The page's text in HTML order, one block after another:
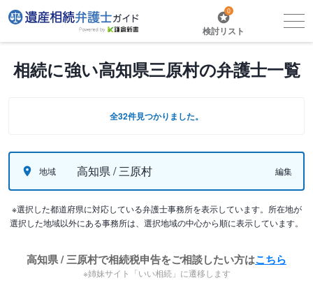
0
検討リスト
相続に強い高知県三原村の弁護士一覧
全32件見つかりました。
地域 高知県 / 三原村 編集
※選択した都道府県に対応している弁護士事務所を表示しています。所在地が
選択した地域以外にある事務所は、選択地域の中心から順に表示しています。
高知県 / 三原村で相続税申告をご相談したい方はこちら
※姉妹サイト「いい相続」に遷移します